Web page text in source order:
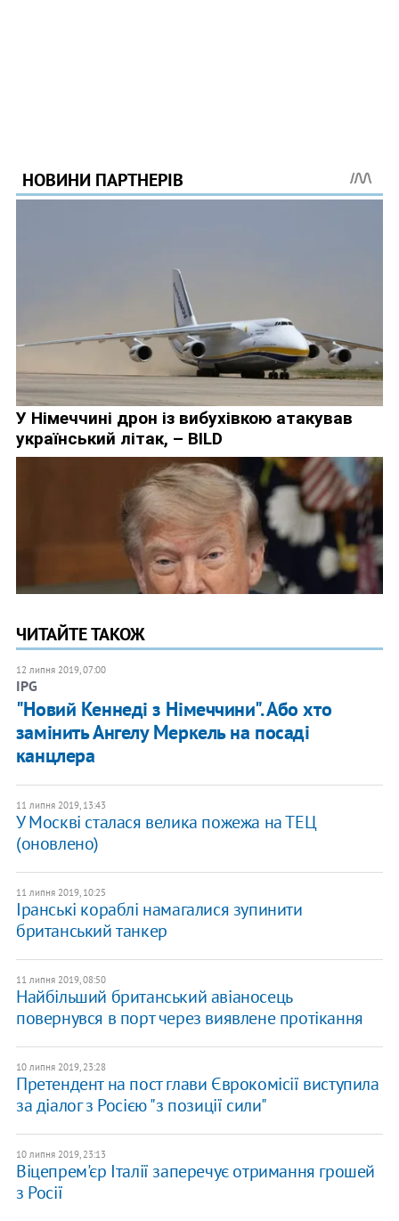
ЧИТАЙТЕ ТАКОЖ
12 липня 2019, 07:00
IPG
"Новий Кеннеді з Німеччини". Або хто
замінить Ангелу Меркель на посаді
канцлера
11 липня 2019, 13:43
У Москві сталася велика пожежа на ТЕЦ
(оновлено)
11 липня 2019, 10:25
Іранські кораблі намагалися зупинити
британський танкер
11 липня 2019, 08:50
Найбільший британський авіаносець
повернувся в порт через виявлене протікання
10 липня 2019, 23:28
Претендент на пост глави Єврокомісії виступила
за діалог з Росією "з позиції сили"
10 липня 2019, 23:13
Віцепрем'єр Італії заперечує отримання грошей
з Росії